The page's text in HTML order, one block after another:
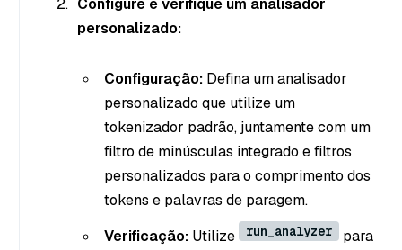
Configure e verifique um analisador
personalizado:
Configuração: Defina um analisador
personalizado que utilize um
tokenizador padrão, juntamente com um
filtro de minúsculas integrado e filtros
personalizados para o comprimento dos
tokens e palavras de paragem.
Verificação: Utilize run_analyzer
para